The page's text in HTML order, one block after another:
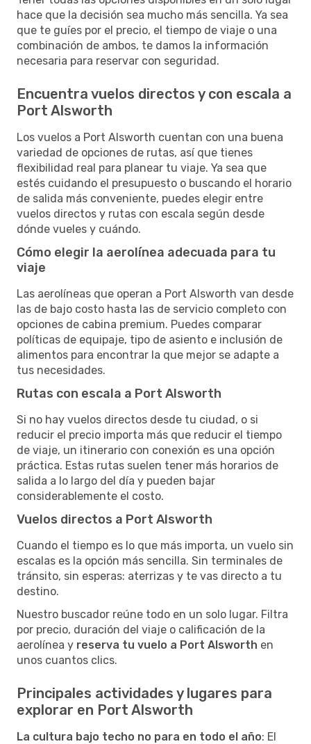
hace que la decisión sea mucho más sencilla. Ya sea
que te guíes por el precio, el tiempo de viaje o una
combinación de ambos, te damos la información
necesaria para reservar con seguridad.
Encuentra vuelos directos y con escala a
Port Alsworth
Los vuelos a Port Alsworth cuentan con una buena
variedad de opciones de rutas, así que tienes
flexibilidad real para planear tu viaje. Ya sea que
estés cuidando el presupuesto o buscando el horario
de salida más conveniente, puedes elegir entre
vuelos directos y rutas con escala según desde
dónde vueles y cuándo.
Cómo elegir la aerolínea adecuada para tu
viaje
Las aerolíneas que operan a Port Alsworth van desde
las de bajo costo hasta las de servicio completo con
opciones de cabina premium. Puedes comparar
políticas de equipaje, tipo de asiento e inclusión de
alimentos para encontrar la que mejor se adapte a
tus necesidades.
Rutas con escala a Port Alsworth
Si no hay vuelos directos desde tu ciudad, o si
reducir el precio importa más que reducir el tiempo
de viaje, un itinerario con conexión es una opción
práctica. Estas rutas suelen tener más horarios de
salida a lo largo del día y pueden bajar
considerablemente el costo.
Vuelos directos a Port Alsworth
Cuando el tiempo es lo que más importa, un vuelo sin
escalas es la opción más sencilla. Sin terminales de
tránsito, sin esperas: aterrizas y te vas directo a tu
destino.
Nuestro buscador reúne todo en un solo lugar. Filtra
por precio, duración del viaje o calificación de la
aerolínea y reserva tu vuelo a Port Alsworth en
unos cuantos clics.
Principales actividades y lugares para
explorar en Port Alsworth
La cultura bajo techo no para en todo el año: El